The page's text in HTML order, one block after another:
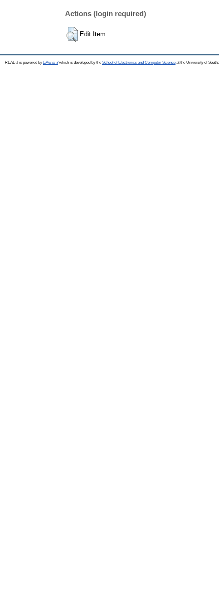
Actions (login required)
Edit Item
REAL-J is powered by EPrints 3which is developed by the School of Electronics and Computer Science at the University of